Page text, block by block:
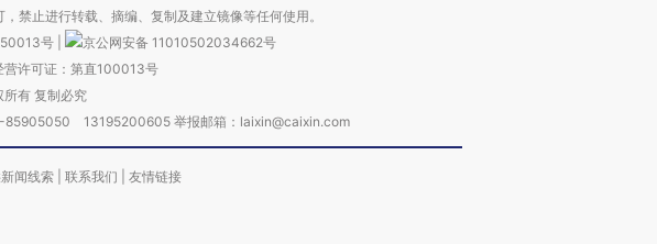
禁止进行转载、摘编、复制及建立镜像等任何使用。
号
京公网安备 11010502034662号
营许可证：第直100013号
有 复制必究
85905050 13195200605 举报邮箱：laixin@caixin.com
闻线索 联系我们 友情链接